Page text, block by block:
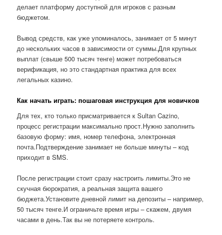
делает платформу доступной для игроков с разным
бюджетом.
Вывод средств, как уже упоминалось, занимает от 5 минут
до нескольких часов в зависимости от суммы.Для крупных
выплат (свыше 500 тысяч тенге) может потребоваться
верификация, но это стандартная практика для всех
легальных казино.
Как начать играть: пошаговая инструкция для новичков
Для тех, кто только присматривается к Sultan Cazino,
процесс регистрации максимально прост.Нужно заполнить
базовую форму: имя, номер телефона, электронная
почта.Подтверждение занимает не больше минуты – код
приходит в SMS.
После регистрации стоит сразу настроить лимиты.Это не
скучная бюрократия, а реальная защита вашего
бюджета.Установите дневной лимит на депозиты – например,
50 тысяч тенге.И ограничьте время игры – скажем, двумя
часами в день.Так вы не потеряете контроль.